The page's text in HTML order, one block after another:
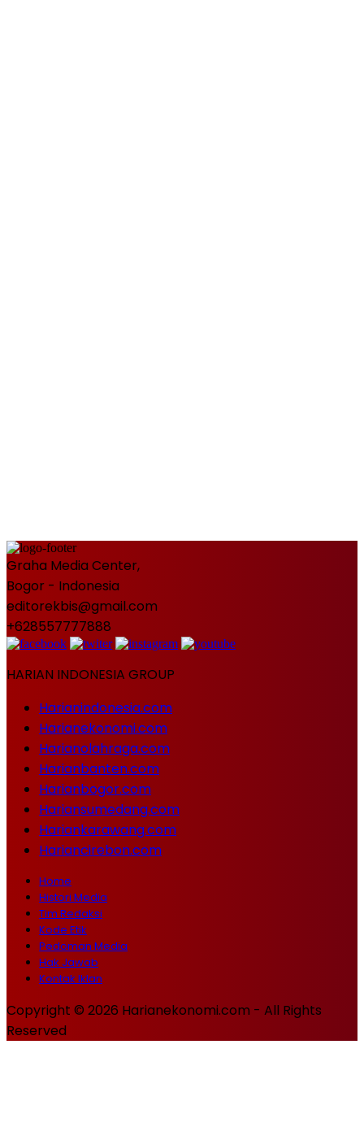
Graha Media Center,
Bogor - Indonesia
editorekbis@gmail.com
+628557777888
HARIAN INDONESIA GROUP
Harianindonesia.com
Harianekonomi.com
Harianolahraga.com
Harianbanten.com
Harianbogor.com
Hariansumedang.com
Hariankarawang.com
Hariancirebon.com
Home
Histori Media
Tim Redaksi
Kode Etik
Pedoman Media
Hak Jawab
Kontak Iklan
Copyright © 2026 Harianekonomi.com - All Rights
Reserved